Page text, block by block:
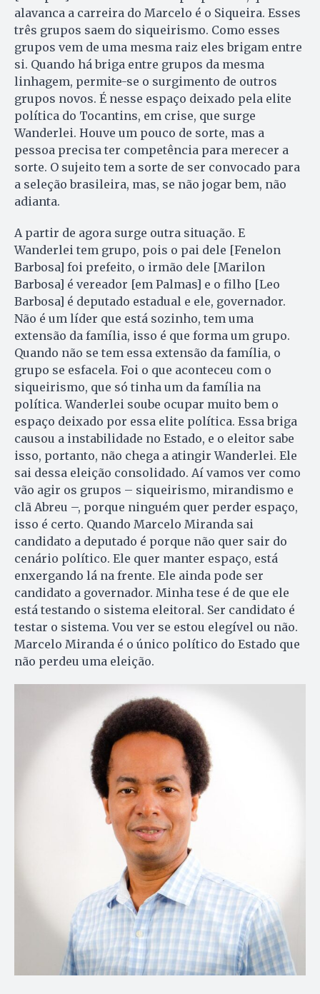
alavanca a carreira do Marcelo é o Siqueira. Esses
três grupos saem do siqueirismo. Como esses
grupos vem de uma mesma raiz eles brigam entre
si. Quando há briga entre grupos da mesma
linhagem, permite-se o surgimento de outros
grupos novos. É nesse espaço deixado pela elite
política do Tocantins, em crise, que surge
Wanderlei. Houve um pouco de sorte, mas a
pessoa precisa ter competência para merecer a
sorte. O sujeito tem a sorte de ser convocado para
a seleção brasileira, mas, se não jogar bem, não
adianta.
A partir de agora surge outra situação. E
Wanderlei tem grupo, pois o pai dele [Fenelon
Barbosa] foi prefeito, o irmão dele [Marilon
Barbosa] é vereador [em Palmas] e o filho [Leo
Barbosa] é deputado estadual e ele, governador.
Não é um líder que está sozinho, tem uma
extensão da família, isso é que forma um grupo.
Quando não se tem essa extensão da família, o
grupo se esfacela. Foi o que aconteceu com o
siqueirismo, que só tinha um da família na
política. Wanderlei soube ocupar muito bem o
espaço deixado por essa elite política. Essa briga
causou a instabilidade no Estado, e o eleitor sabe
isso, portanto, não chega a atingir Wanderlei. Ele
sai dessa eleição consolidado. Aí vamos ver como
vão agir os grupos – siqueirismo, mirandismo e
clã Abreu –, porque ninguém quer perder espaço,
isso é certo. Quando Marcelo Miranda sai
candidato a deputado é porque não quer sair do
cenário político. Ele quer manter espaço, está
enxergando lá na frente. Ele ainda pode ser
candidato a governador. Minha tese é de que ele
está testando o sistema eleitoral. Ser candidato é
testar o sistema. Vou ver se estou elegível ou não.
Marcelo Miranda é o único político do Estado que
não perdeu uma eleição.